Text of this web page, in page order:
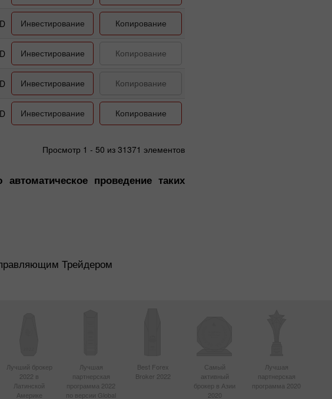
Инвестирование Копирование
Инвестирование Копирование
Инвестирование Копирование
Инвестирование Копирование
Просмотр 1 - 50 из 31371 элементов
проведение таких
Трейдером
Лучший брокер
2022 в
Латинской
Америке
Лучшая
партнерская
программа 2022
по версии Global
Best Forex
Broker 2022
Самый
активный
брокер в Азии
2020
Лучшая
партнерская
программа 2020